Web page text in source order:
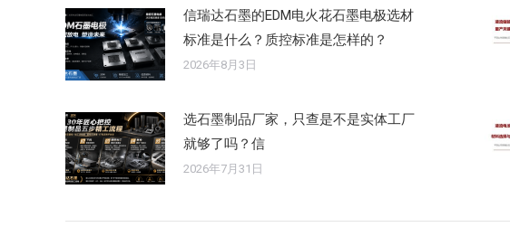
信瑞达石墨的EDM电火花石墨电极选材
标准是什么？质控标准是怎样的？
2026年8月3日
选石墨制品厂家，只查是不是实体工厂
就够了吗？信
2026年7月31日